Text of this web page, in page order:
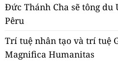
Đức Thánh Cha sẽ tông du
Pêru
Trí tuệ nhân tạo và trí tuệ
Magnifica Humanitas